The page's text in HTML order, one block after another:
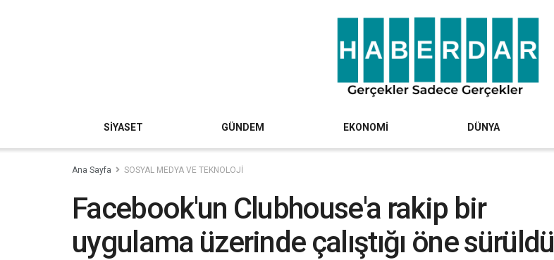
SİYASET GÜNDEM EKONOMİ DÜNYA
Ana Sayfa SOSYAL MEDYA VE TEKNOLOJİ
Facebook'un Clubhouse'a rakip bir
uygulama üzerinde çalıştığı öne sürüldü